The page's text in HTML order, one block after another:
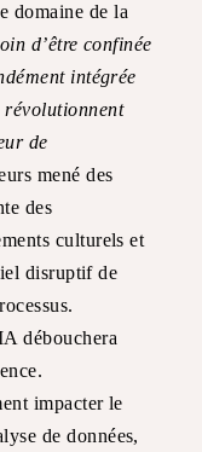
domaine de la
d’être confinée
intégrée
révolutionnent
de
mené des
des
culturels et
disruptif de
débouchera
impacter le
de données,